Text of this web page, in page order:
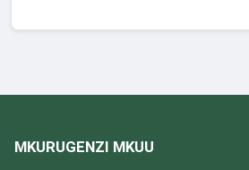
MKURUGENZI MKUU